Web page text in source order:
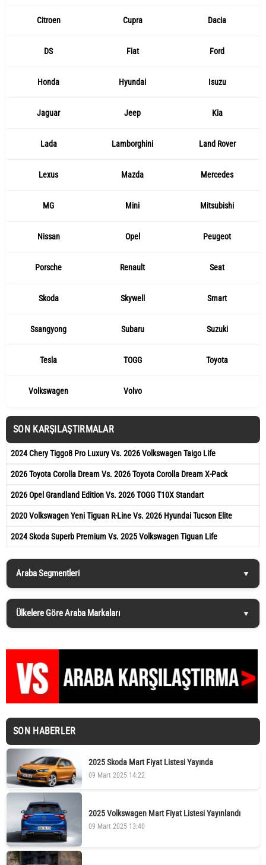
Citroen Cupra Dacia
DS Fiat Ford
Honda Hyundai Isuzu
Jaguar Jeep Kia
Lada Lamborghini Land Rover
Lexus Mazda Mercedes
MG Mini Mitsubishi
Nissan Opel Peugeot
Porsche Renault Seat
Skoda Skywell Smart
Ssangyong Subaru Suzuki
Tesla TOGG Toyota
Volkswagen Volvo
SON KARŞILAŞTIRMALAR
2024 Chery Tiggo8 Pro Luxury Vs. 2026 Volkswagen Taigo Life
2026 Toyota Corolla Dream Vs. 2026 Toyota Corolla Dream X-Pack
2026 Opel Grandland Edition Vs. 2026 TOGG T10X Standart
2020 Volkswagen Yeni Tiguan R-Line Vs. 2026 Hyundai Tucson Elite
2024 Skoda Superb Premium Vs. 2025 Volkswagen Tiguan Life
Araba Segmentleri
Ülkelere Göre Araba Markaları
SON HABERLER
2025 Skoda Mart Fiyat Listesi Yayında
09 Mart 2025 14:22
2025 Volkswagen Mart Fiyat Listesi Yayınlandı
09 Mart 2025 13:40